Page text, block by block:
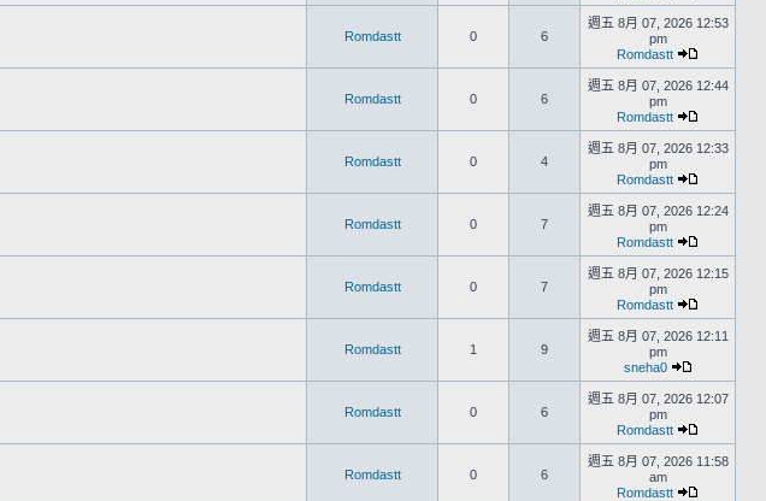
Romdastt 0 6
週五 8月 07, 2026 12:53
pm
Romdastt
Romdastt 0 6
週五 8月 07, 2026 12:44
pm
Romdastt
Romdastt 0 4
週五 8月 07, 2026 12:33
pm
Romdastt
Romdastt 0 7
週五 8月 07, 2026 12:24
pm
Romdastt
Romdastt 0 7
週五 8月 07, 2026 12:15
pm
Romdastt
Romdastt 1 9
週五 8月 07, 2026 12:11
pm
sneha0
Romdastt 0 6
週五 8月 07, 2026 12:07
pm
Romdastt
Romdastt 0 6
週五 8月 07, 2026 11:58
am
Romdastt